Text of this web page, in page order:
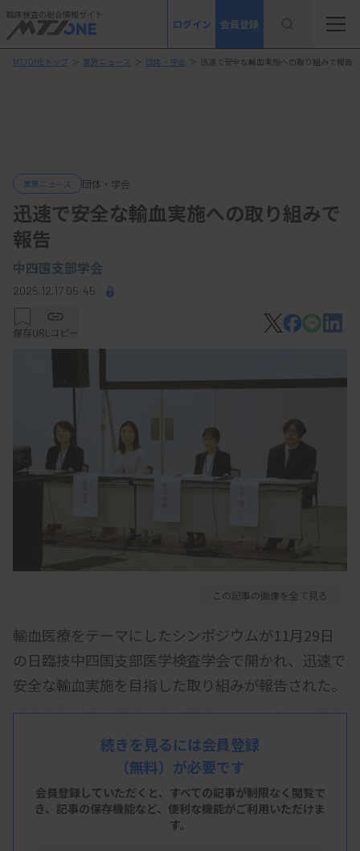
臨床検査の総合情報サイト
ログイン 会員登録
MTJONEトップ ＞ 業界ニュース ＞ 団体・学会 ＞ 迅速で安全な輸血実施への取り組みで報告
業界ニュース 団体・学会
迅速で安全な輸血実施への取り組みで
報告
中四国支部学会
2025.12.17 05:45
保存URLコピー
この記事の画像を全て見る
輸血医療をテーマにしたシンポジウムが11月29日
の日臨技中四国支部医学検査学会で開かれ、迅速で
安全な輸血実施を目指した取り組みが報告された。
血液製剤の適正使用、新人教育などについて、継続
的な活動と体制構築の必要性が示された。
倉敷中央病院臨床検査技術部の加塩奈美氏は、血液
製剤の適正使用の取り組みについて講演。積極的に
臨床とコミュニケーションをとり、状況に応じた提
続きを見るには会員登録
（無料）が必要です
会員登録していただくと、すべての記事が制限なく閲覧で
き、 記事の保存機能など、便利な機能がご利用いただけま
す。